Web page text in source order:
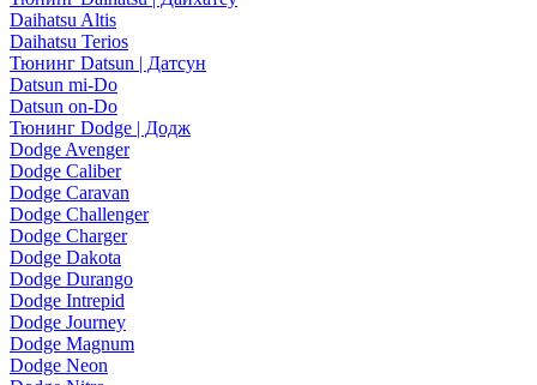
Daihatsu Altis
Daihatsu Terios
Тюнинг Datsun | Датсун
Datsun mi-Do
Datsun on-Do
Тюнинг Dodge | Додж
Dodge Avenger
Dodge Caliber
Dodge Caravan
Dodge Challenger
Dodge Charger
Dodge Dakota
Dodge Durango
Dodge Intrepid
Dodge Journey
Dodge Magnum
Dodge Neon